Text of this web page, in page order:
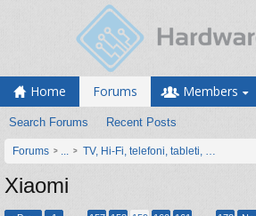
Home Forums
Search Forums Recent Posts
Members
Forums ... TV, Hi-Fi, telefoni, tableti, satovi, IoT
Xiaomi